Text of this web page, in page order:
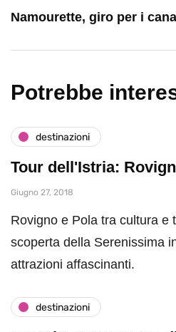
Namourette, giro per i
Potrebbe
destinazioni
Tour dell'Istria:
Giugno 27, 2018
Rovigno e Pola tra cultura e
scoperta della Serenissima
attrazioni affascinanti.
destinazioni